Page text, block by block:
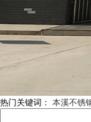
热门关键词： 本溪不锈